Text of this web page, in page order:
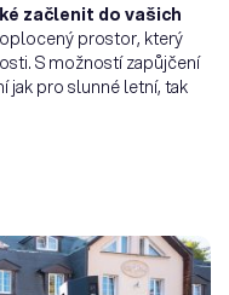
začlenit do vašich
prostor, který
S možností zapůjčení
jak pro slunné letní, tak